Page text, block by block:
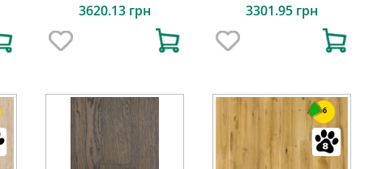
3620.13 грн 3301.95 грн
6